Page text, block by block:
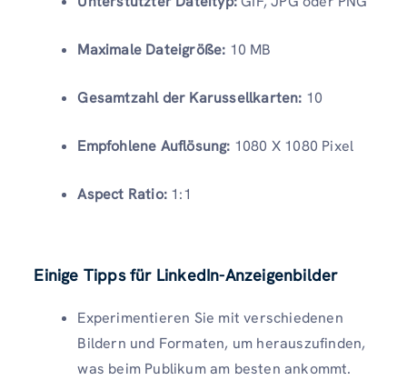
Maximale Dateigröße: 10 MB
Gesamtzahl der Karussellkarten: 10
Empfohlene Auflösung: 1080 X 1080 Pixel
Aspect Ratio: 1:1
Einige Tipps für LinkedIn-Anzeigenbilder
Experimentieren Sie mit verschiedenen
Bildern und Formaten, um herauszufinden,
was beim Publikum am besten ankommt.